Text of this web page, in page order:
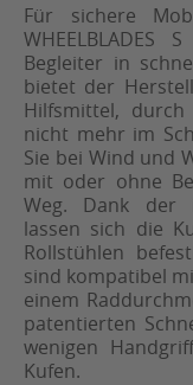
Für sichere
Begleiter in
bietet der
Hilfsmittel,
nicht mehr im
Sie bei Wind und
mit oder ohne
Weg. Dank der
lassen sich die
Rollstühlen
sind kompatibel
einem
patentierten
wenigen
Kufen.